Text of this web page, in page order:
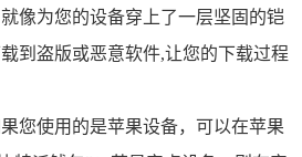
像为您的设备穿上了一层坚固的铠
到盗版或恶意软件,让您的下载过程
果您使用的是苹果设备，可以在苹果